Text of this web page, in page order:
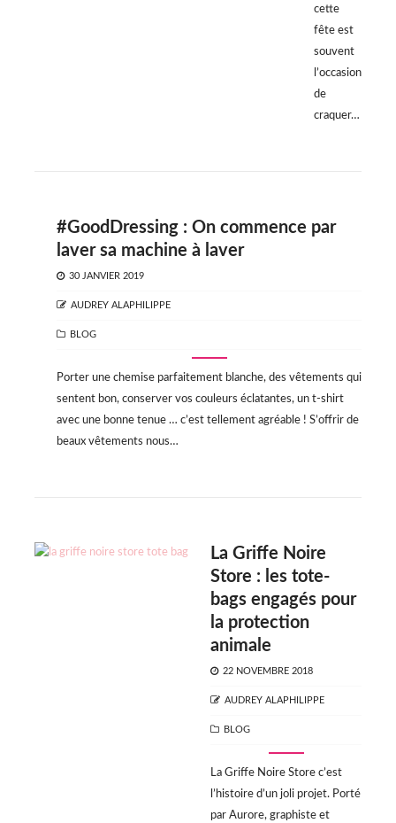
cette
fête est
souvent
l’occasion
de
craquer…
#GoodDressing : On commence par
laver sa machine à laver
POSTED
30 JANVIER 2019
AUTHOR
AUDREY ALAPHILIPPE
CATEGORIES
BLOG
Porter une chemise parfaitement blanche, des vêtements qui
sentent bon, conserver vos couleurs éclatantes, un t-shirt
avec une bonne tenue … c’est tellement agréable ! S’offrir de
beaux vêtements nous…
La Griffe Noire
Store : les tote-
bags engagés pour
la protection
animale
POSTED
22 NOVEMBRE 2018
AUTHOR
AUDREY ALAPHILIPPE
CATEGORIES
BLOG
La Griffe Noire Store c’est
l’histoire d’un joli projet. Porté
par Aurore, graphiste et